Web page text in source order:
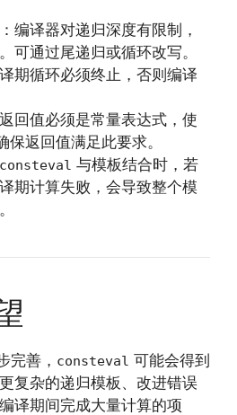
：编译器对递归深度有限制，
可通过尾递归或循环改写。
期循环必须终止，否则编译
回值必须是常量表达式，使
保返回值满足此要求。
consteval 与模板结合时，若
期计算失败，会导致整个模
完善， consteval 可能会得到
复杂的递归模板、改进错误
译期间完成大量计算的项